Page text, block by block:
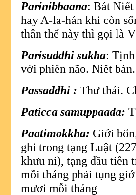
Parinibbaana: Bát
hay A-la-hán khi còn
thân thể này thì gọi là
Parisuddhi sukha:
với phiền não. Niết bàn.
Passaddhi : Thư thái.
Paticca samuppaada:
Paatimokkha: Giới
ghi trong tạng Luật
khưu ni), tạng đầu tiên
mỗi tháng phải tụng
mươi mỗi tháng